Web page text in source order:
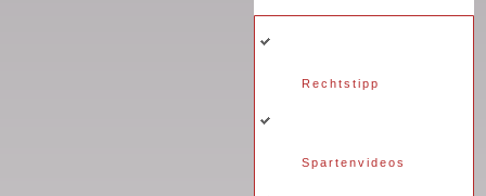
Rechtstipp
Spartenvideos